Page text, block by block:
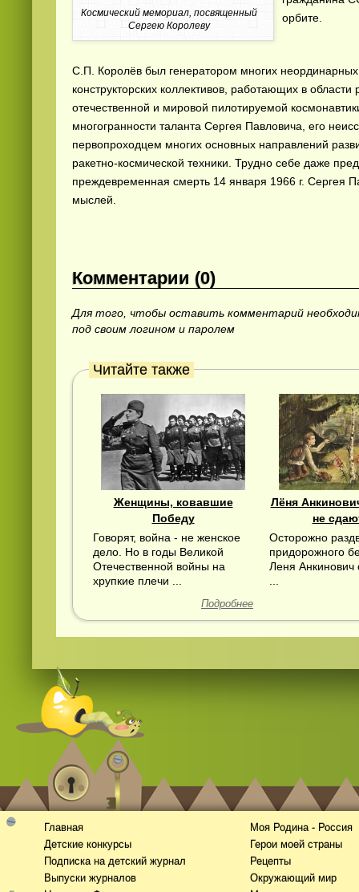
Космический мемориал, посвященный
Сергею Королеву
орбите.
С.П. Королёв был генератором многих
конструкторских коллективов, работающих в
отечественной и мировой пилотируемой
многогранности таланта Сергея Павловича, его
первопроходцем многих основных направлений
ракетно-космической техники. Трудно себе даже
преждевременная смерть 14 января 1966 г. Сергея
мыслей.
Комментарии (0)
Для того, чтобы оставить комментарий
под своим логином и паролем
Читайте также
Женщины, ковавшие
Победу
Говорят, война - не женское
дело. Но в годы Великой
Отечественной войны на
хрупкие плечи ...
Подробнее
Лёня
не
Осторожно
придорожного
Леня Анкинович
Главная
Детские конкурсы
Подписка на детский журнал
Выпуски журналов
Моя Родина - Россия
Герои моей страны
Рецепты
Окружающий мир